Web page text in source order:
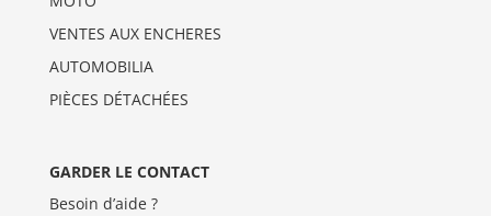
VENTES AUX ENCHERES
AUTOMOBILIA
PIÈCES DÉTACHÉES
GARDER LE CONTACT
Besoin d’aide ?